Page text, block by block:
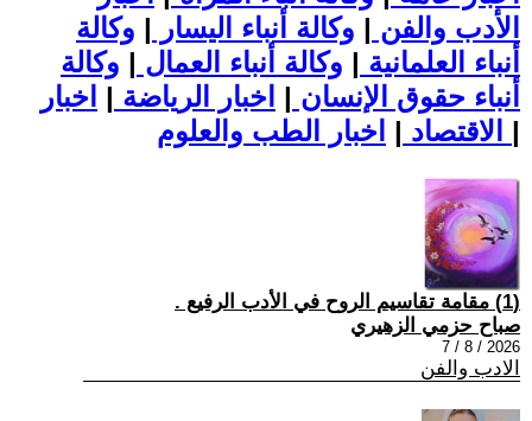
الأدب والفن | وكالة أنباء اليسار | وكالة
أنباء العلمانية | وكالة أنباء العمال | وكالة
أنباء حقوق الإنسان | اخبار الرياضة | اخبار
الاقتصاد | |
(1) مقامة تقاسيم الروح في الأدب الرفيع .
صباح حزمي الزهيري
2026 / 8 / 7
الادب والفن